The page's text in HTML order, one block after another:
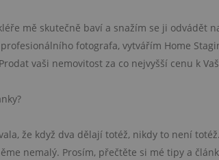
mě skutečně baví a snažím se ji odvádět
fotografa, vytvářím Home
vaši nemovitost za co nejvyšší cenu k
že když dva dělají totéž, nikdy to není
nemalý. Prosím, přečtěte si mé tipy a